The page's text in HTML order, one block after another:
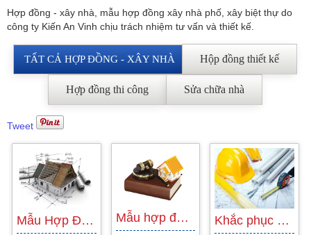
Hợp đồng - xây nhà, mẫu hợp đồng xây nhà phố, xây biệt thự do
công ty Kiến An Vinh chịu trách nhiệm tư vấn và thiết kế.
TẤT CẢ HỢP ĐỒNG - XÂY NHÀ Hộp đồng thiết kế
Hợp đồng thi công Sửa chữa nhà
Tweet
Mẫu Hợp Đồng Thiết Kế Nhà Phố Mẫu hợp đồng giao thầu xây dựng phần… Khắc phục sự cố khi ngôi nhà xuống cấp